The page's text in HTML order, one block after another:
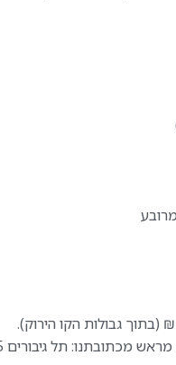
תל גיבורים 5, תל אביב.